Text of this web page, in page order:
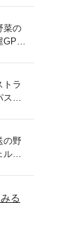
菜の
GP
トラ
タ
の野
ジ
る